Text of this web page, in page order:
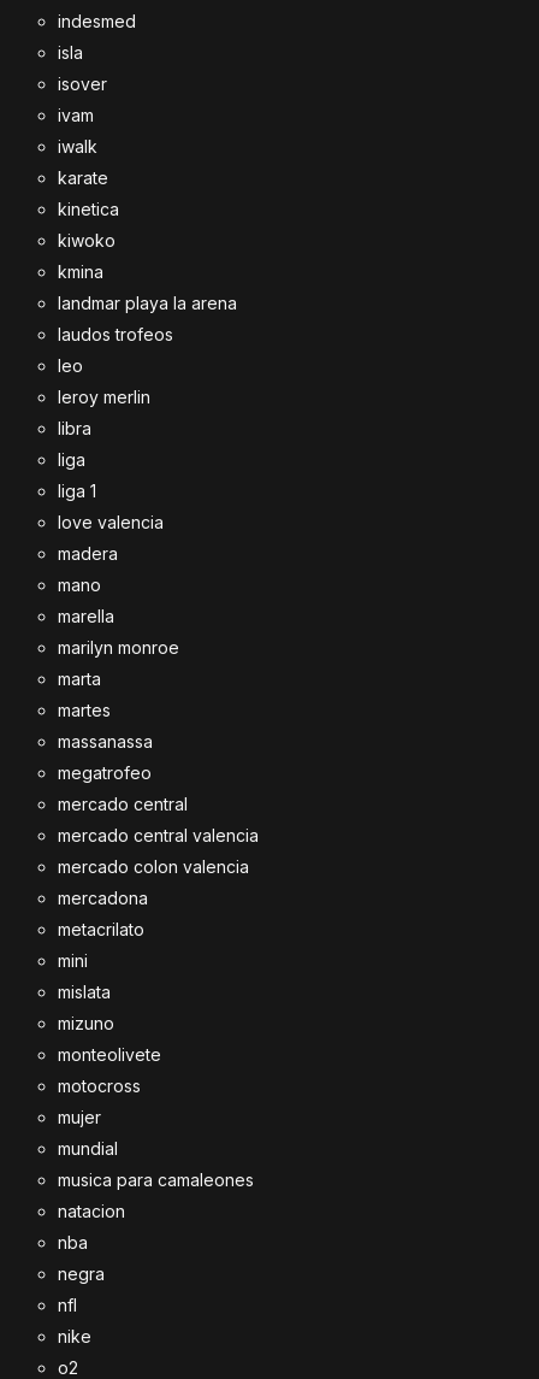
indesmed
isla
isover
ivam
iwalk
karate
kinetica
kiwoko
kmina
landmar playa la arena
laudos trofeos
leo
leroy merlin
libra
liga
liga 1
love valencia
madera
mano
marella
marilyn monroe
marta
martes
massanassa
megatrofeo
mercado central
mercado central valencia
mercado colon valencia
mercadona
metacrilato
mini
mislata
mizuno
monteolivete
motocross
mujer
mundial
musica para camaleones
natacion
nba
negra
nfl
nike
o2